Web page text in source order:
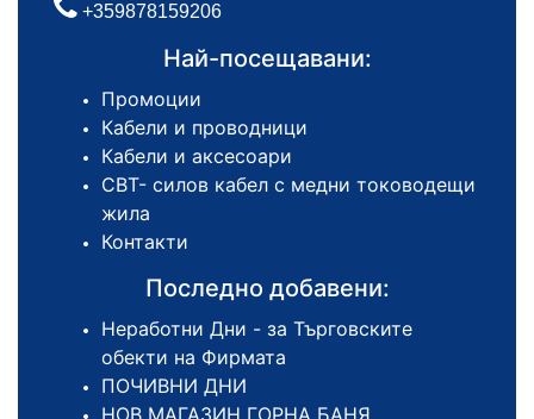
+359878159206
Най-посещавани:
Промоции
Кабели и проводници
Кабели и аксесоари
СВТ- силов кабел с медни тоководещи
жила
Контакти
Последно добавени:
Неработни Дни - за Търговските
обекти на Фирмата
ПОЧИВНИ ДНИ